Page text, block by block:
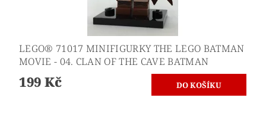
LEGO® 71017 MINIFIGURKY THE LEGO BATMAN
MOVIE - 04. CLAN OF THE CAVE BATMAN
199 Kč